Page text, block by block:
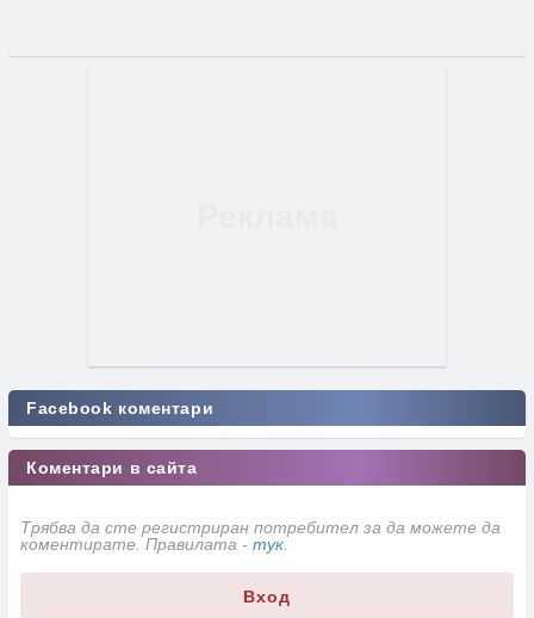
Facebook коментари
Коментари в сайта
Трябва да сте регистриран потребител за да можете да
коментирате. Правилата - тук
Вход